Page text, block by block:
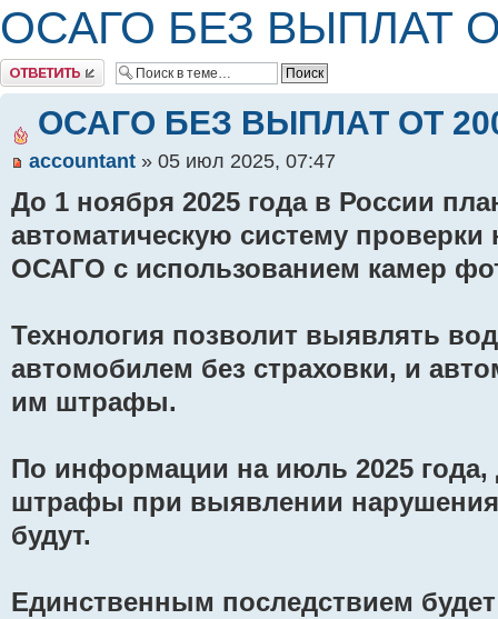
ОСАГО БЕЗ ВЫПЛАТ
Комментировать
ОСАГО БЕЗ ВЫПЛАТ ОТ
accountant » 05 июл 2025, 07:47
До 1 ноября 2025 года в России
автоматическую систему проверки
ОСАГО с использованием камер
Технология позволит выявлять
автомобилем без страховки, и
им штрафы.
По информации на июль 2025 года,
штрафы при выявлении
будут.
Единственным последствием